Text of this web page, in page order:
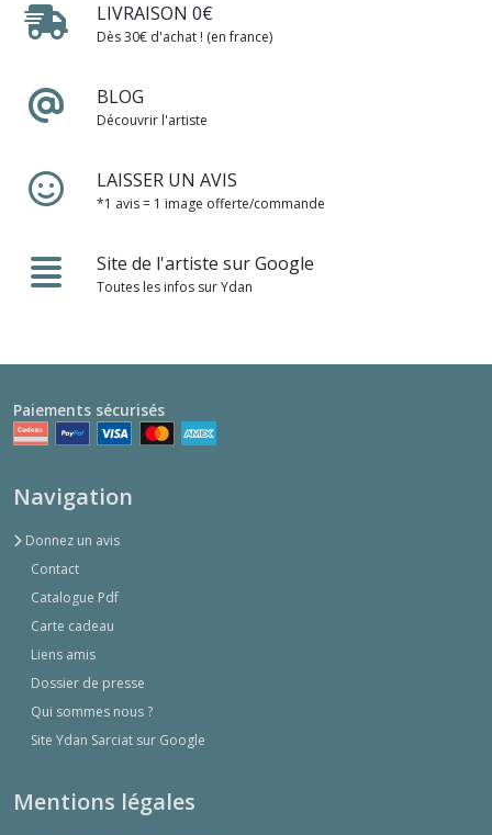
LIVRAISON 0€
Dès 30€ d'achat ! (en france)
BLOG
Découvrir l'artiste
LAISSER UN AVIS
*1 avis = 1 image offerte/commande
Site de l'artiste sur Google
Toutes les infos sur Ydan
Paiements sécurisés
Navigation
Donnez un avis
Contact
Catalogue Pdf
Carte cadeau
Liens amis
Dossier de presse
Qui sommes nous ?
Site Ydan Sarciat sur Google
Mentions légales